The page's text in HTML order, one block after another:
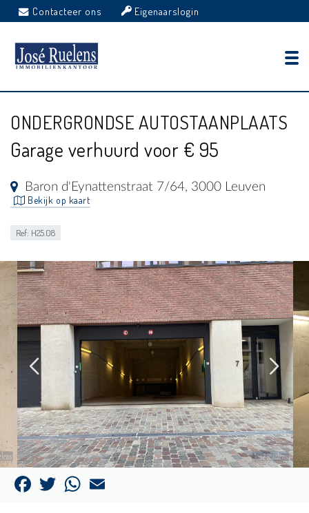
Contacteer ons Eigenaarslogin
ONDERGRONDSE AUTOSTAANPLAATS
Garage verhuurd voor € 95
Baron d'Eynattenstraat 7/64, 3000 Leuven
Bekijk op kaart
Ref: H25.08
FacebookTwitterWhatsApp